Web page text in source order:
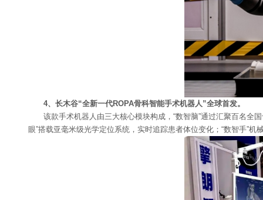
4、长木谷“全新一代ROPA骨科智能手术机器人”全球首发。
该款手术机器人由三大核心模块构成，“数智脑”通过汇聚百名全
眼”搭载亚毫米级光学定位系统，实时追踪患者体位变化；“数智手”机